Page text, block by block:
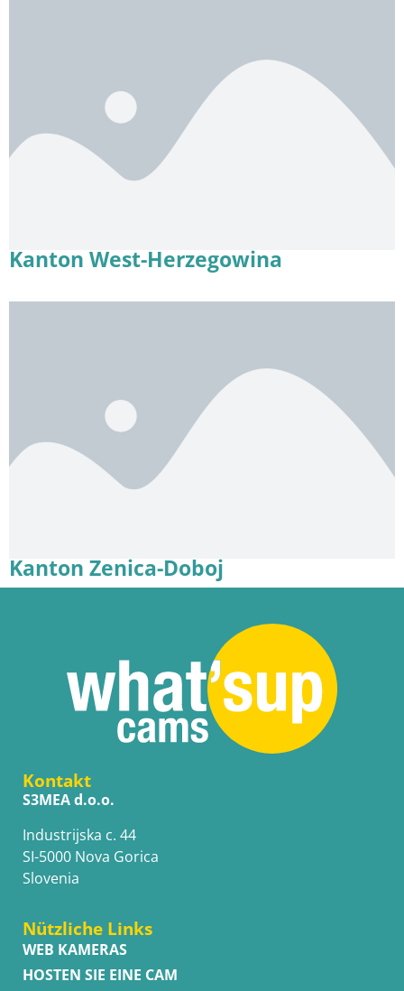
Kanton West-Herzegowina
Kanton Zenica-Doboj
Kontakt
S3MEA d.o.o.
Industrijska c. 44
SI-5000 Nova Gorica
Slovenia
Nützliche Links
WEB KAMERAS
HOSTEN SIE EINE CAM